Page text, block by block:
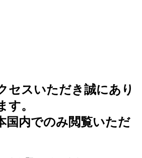
セスいただき誠にあり
す。
国内でのみ閲覧いただ